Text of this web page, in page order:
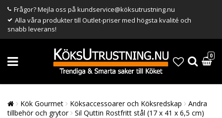
Frågor? Mejla oss på kundservice@köksutrustning.nu
Alla våra produkter till Outlet-priser med högsta kvalité och
snabb leverans!
0
Kök Gourmet Köksaccessoarer och Köksredskap
Andra
tillbehör och grytor
Sil Quttin Rostfritt stål (17 x 41 x 6,5 cm)